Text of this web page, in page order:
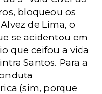
bloqueou os
de Lima, o
se acidentou em
que ceifou a vida
Santos. Para a
(sim, porque